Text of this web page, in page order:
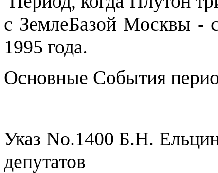
с ЗемлеБазой Москвы -
1995 года.
Основные События
Указ No.1400 Б.Н.
депутатов